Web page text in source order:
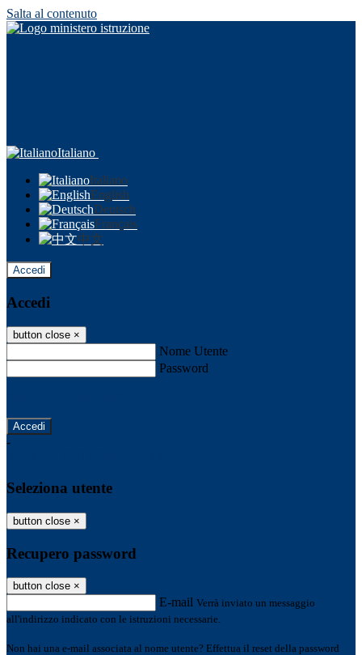
Salta al contenuto
Italiano
Italiano
English
Deutsch
Français
中文
Accedi
Accedi
button close ×
Nome Utente
Password
-
Seleziona utente
button close ×
Recupero password
button close ×
E-mail Verrà inviato un messaggio
all'indirizzo indicato con le istruzioni necessarie.
Non hai una e-mail associata al nome utente? Effettua il reset della password